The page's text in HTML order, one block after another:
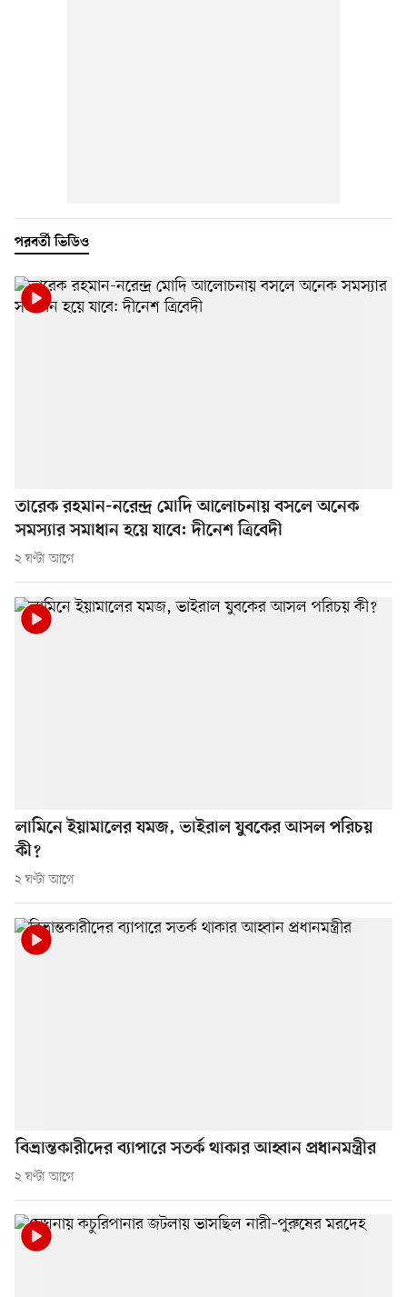
পরবর্তী ভিডিও
তারেক রহমান-নরেন্দ্র মোদি আলোচনায় বসলে অনেক
সমস্যার সমাধান হয়ে যাবে: দীনেশ ত্রিবেদী
২ ঘণ্টা আগে
লামিনে ইয়ামালের যমজ, ভাইরাল যুবকের আসল পরিচয়
কী?
২ ঘণ্টা আগে
বিভ্রান্তকারীদের ব্যাপারে সতর্ক থাকার আহ্বান প্রধানমন্ত্রীর
২ ঘণ্টা আগে